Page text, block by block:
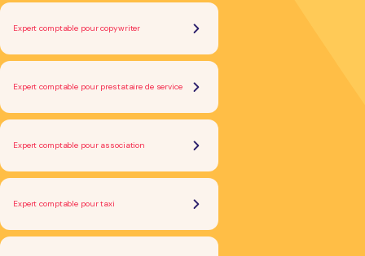
Expert comptable pour copywriter
Expert comptable pour prestataire de service
Expert comptable pour association
Expert comptable pour taxi